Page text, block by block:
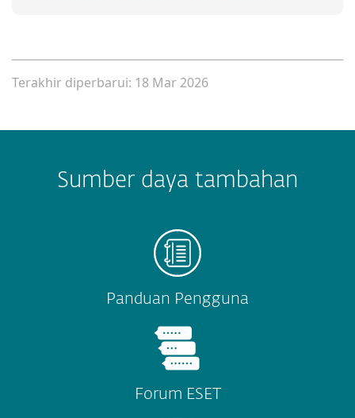
Terakhir diperbarui: 18 Mar 2026
Sumber daya tambahan
Panduan Pengguna
Forum ESET